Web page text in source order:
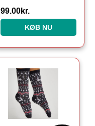
99.00kr.
KØB NU